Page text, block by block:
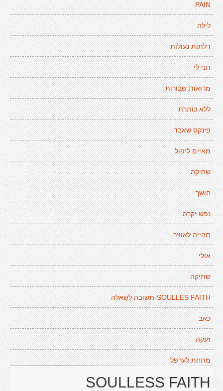
PAIN
לילה
דלתות נעולות
תני לי
מרואות שבורות
ללא כותרת
פינקס שאבד
מאיים ליפול
שחיקה
חושך
נפש יקרה
תהייה לאוויר
אולי
שתיקה
SOULLES FAITH-תשובה לשאלה
כאב
זעקה
מתחת לערפל
SOULLESS FAITH